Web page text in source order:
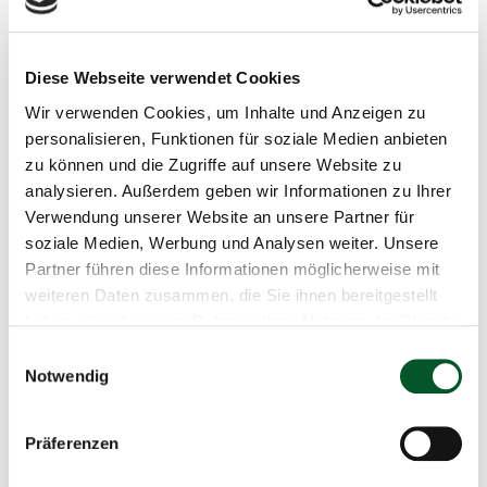
Diese Webseite verwendet Cookies
Wir verwenden Cookies, um Inhalte und Anzeigen zu
personalisieren, Funktionen für soziale Medien anbieten
zu können und die Zugriffe auf unsere Website zu
analysieren. Außerdem geben wir Informationen zu Ihrer
Verwendung unserer Website an unsere Partner für
soziale Medien, Werbung und Analysen weiter. Unsere
Partner führen diese Informationen möglicherweise mit
weiteren Daten zusammen, die Sie ihnen bereitgestellt
Notwendig
Präferenzen
e
Landesamt für Umwelt Brandenburg (LfU), warum Moore
trotz ihres geringen Flächenanteils zu den wichtigsten
ausgerechnet Wasserbüffel auf wiedervernässten Mooren
dabei eine wichtige Rolle spielen. Anschließend können
Besucher*innen ihr Wissen bei einem Moor-Quiz testen.
In einer Gesprächsrunde mit Vertreter*innen von BLuMo
und der ZUG geht es außerdem um die Frage, wie
Wiedervernässung und landwirtschaftliche Nutzung
zusammengebracht werden können und welche Chancen
der Moorbodenschutz für Klima, Natur und regionale
Bundesumweltministeriums gefördert.